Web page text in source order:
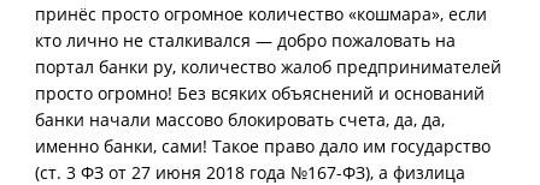
принёс просто огромное количество «кошмара», если
кто лично не сталкивался — добро пожаловать на
портал банки ру, количество жалоб предпринимателей
просто огромно! Без всяких объяснений и оснований
банки начали массово блокировать счета, да, да,
именно банки, сами! Такое право дало им государство
(ст. 3 ФЗ от 27 июня 2018 года №167-ФЗ), а физлица